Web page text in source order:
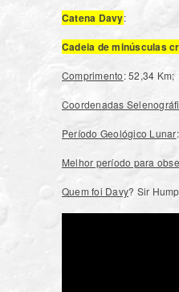
Catena Davy:
Cadeia de minúsculas
Comprimento: 52,34 Km;
Coordenadas
Período Geológico Lunar
Melhor período para
Quem foi Davy? Sir